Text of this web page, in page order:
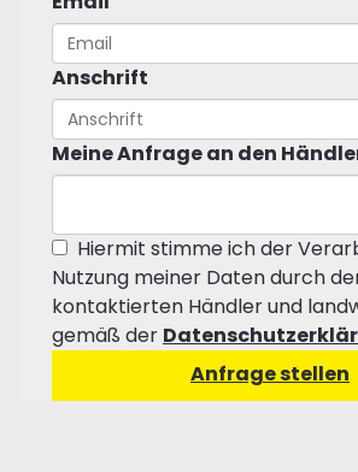
Anschrift
Meine Anfrage an den
Hiermit stimme ich der
Nutzung meiner Daten durch
kontaktierten Händler und
gemäß der